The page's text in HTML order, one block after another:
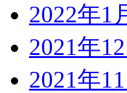
2022年1
2021年12
2021年11